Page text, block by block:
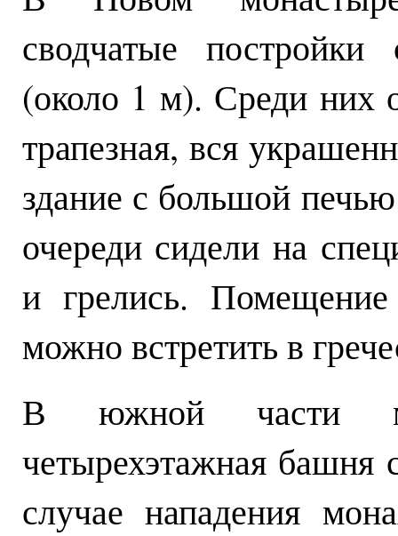
сводчатые
(около 1 м). Среди них
трапезная, вся
здание с большой
очереди сидели на
и грелись.
можно встретить в
В южной части
четырехэтажная башня
случае нападения